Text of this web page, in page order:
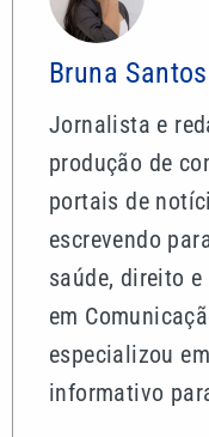
Bruna Santos
Jornalista e
produção de
portais de
escrevendo
saúde, direito e
em
especializou
informativo